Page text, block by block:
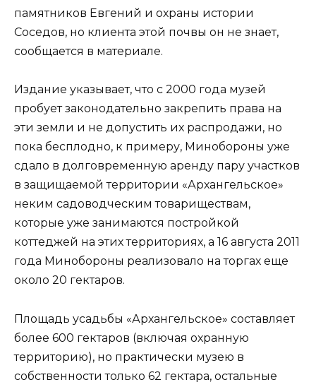
памятников Евгений и охраны истории
Соседов, но клиента этой почвы он не знает,
сообщается в материале.
Издание указывает, что с 2000 года музей
пробует законодательно закрепить права на
эти земли и не допустить их распродажи, но
пока бесплодно, к примеру, Минобороны уже
сдало в долговременную аренду пару участков
в защищаемой территории «Архангельское»
неким садоводческим товариществам,
которые уже занимаются постройкой
коттеджей на этих территориях, а 16 августа 2011
года Минобороны реализовало на торгах еще
около 20 гектаров.
Площадь усадьбы «Архангельское» составляет
более 600 гектаров (включая охранную
территорию), но практически музею в
собственности только 62 гектара, остальные